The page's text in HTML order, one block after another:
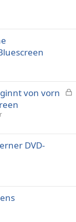
e
von vorn
DVD-